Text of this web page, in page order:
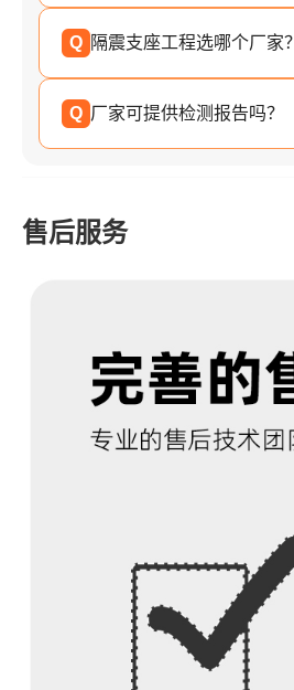
Q 隔震支座工程选哪个厂家？
Q 厂家可提供检测报告吗？
售后服务